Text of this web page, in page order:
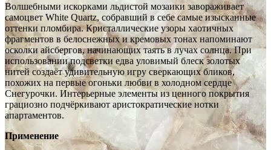
Волшебными искорками льдистой мозаики завораживает
самоцвет White Quartz, собравший в себе самые изысканные
оттенки пломбира. Кристаллические узоры хаотичных
фрагментов в белоснежных и кремовых тонах напоминают
осколки айсбергов, начинающих таять в лучах солнца. При
использовании подсветки едва уловимый блеск золотых
нитей создаёт удивительную игру сверкающих бликов,
похожих на первые огоньки любви в холодном сердце
Снегурочки. Интерьерные элементы из ценного покрытия
грациозно подчёркивают аристократические нотки
апартаментов.
Применение